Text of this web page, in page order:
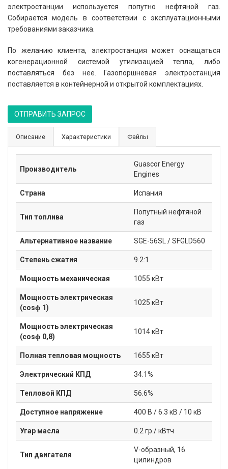
электростанции используется попутно нефтяной газ.
Собирается модель в соответствии с эксплуатационными
требованиями заказчика.
По желанию клиента, электростанция может оснащаться
когенерационной системой утилизацией тепла, либо
поставляться без нее. Газопоршневая электростанция
поставляется в контейнерной и открытой комплектациях.
ОТПРАВИТЬ ЗАПРОС
Описание Характеристики Файлы
Производитель
Guascor Energy
Engines
Страна Испания
Тип топлива
Попутный нефтяной
газ
Альтернативное название SGE-56SL / SFGLD560
Степень сжатия 9.2:1
Мощность механическая 1055 кВт
Мощность электрическая
(cosɸ 1)
1025 кВт
Мощность электрическая
(cosɸ 0,8)
1014 кВт
Полная тепловая мощность 1655 кВт
Электрический КПД 34.1%
Тепловой КПД 56.6%
Доступное напряжение 400 В / 6.3 кВ / 10 кВ
Угар масла 0.2 гр./ кВтч
Тип двигателя
V-образный, 16
цилиндров